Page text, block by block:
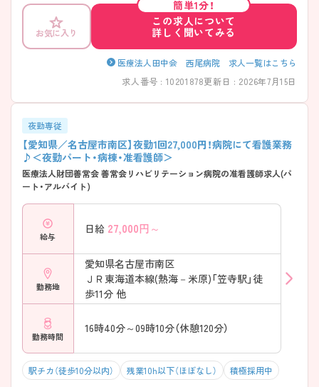
ーションなども取り入れ馴染める部署を探すなど、転職された看護師様
への細かな配慮もされています。ご興味のある方は面接ポイントをお伝
えしますので、お気軽にご連絡ください！
お気に入り
簡単1分！
この求人について
詳しく聞いてみる
医療法人田中会 西尾病院 求人一覧はこちら
求人番号 : 10201878更新日 : 2026年7月15日
夜勤専従
【愛知県／名古屋市南区】夜勤1回27,000円！病院にて看護業務
♪＜夜勤パート・病棟・准看護師＞
医療法人財団善常会 善常会リハビリテーション病院の准看護師求人(パ
ート・アルバイト)
給与
日給 27,000円～
勤務地
愛知県名古屋市南区
ＪＲ東海道本線(熱海－米原)「笠寺駅」徒
歩11分 他
勤務時間
16時40分～09時10分（休憩120分）
駅チカ（徒歩10分以内） 残業10h以下（ほぼなし） 積極採用中